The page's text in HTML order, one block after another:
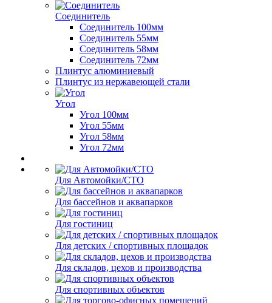
Соединитель
Соединитель 100мм
Соединитель 55мм
Соединитель 58мм
Соединитель 72мм
Плинтус алюминиевый
Плинтус из нержавеющей стали
Угол
Угол 100мм
Угол 55мм
Угол 58мм
Угол 72мм
Для Автомойки/СТО
Для бассейнов и аквапарков
Для гостиниц
Для детских / спортивных площадок
Для складов, цехов и производства
Для спортивных объектов